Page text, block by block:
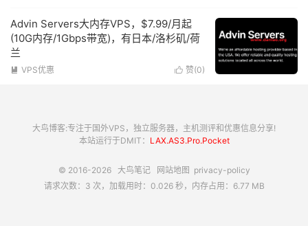
Advin Servers大内存VPS，$7.99/月起
(10G内存/1Gbps带宽)，有日本/洛杉矶/荷
兰
 赞(0)
 VPS优惠
大鸟博客:专注于国外VPS，独立服务器，主机测评和优惠信息分享!
本站运行于DMIT： LAX.AS3.Pro.Pocket
© 2016-2026 大鸟笔记 网站地图 privacy-policy
请求次数：3 次，加载用时：0.026 秒，内存占用：6.77 MB